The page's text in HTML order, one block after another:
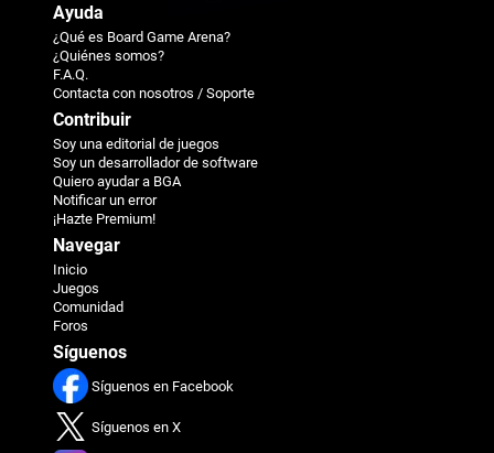
Ayuda
¿Qué es Board Game Arena?
¿Quiénes somos?
F.A.Q.
Contacta con nosotros / Soporte
Contribuir
Soy una editorial de juegos
Soy un desarrollador de software
Quiero ayudar a BGA
Notificar un error
¡Hazte Premium!
Navegar
Inicio
Juegos
Comunidad
Foros
Síguenos
Síguenos en Facebook
Síguenos en X